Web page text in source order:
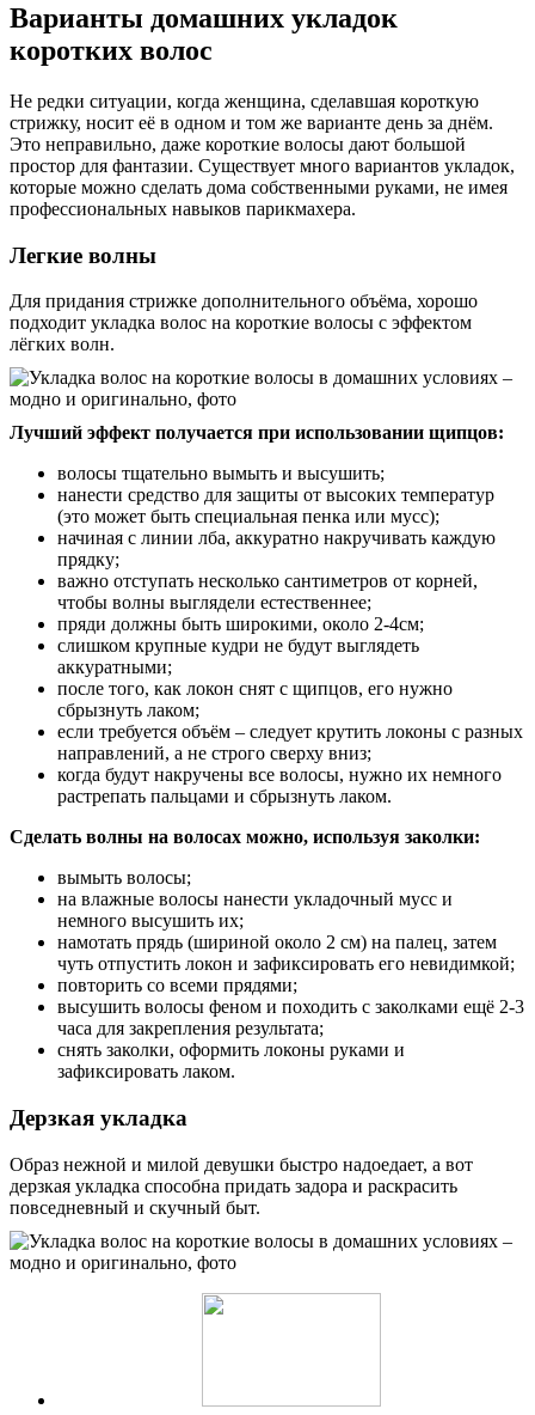
Варианты домашних укладок
коротких волос
Не редки ситуации, когда женщина, сделавшая короткую
стрижку, носит её в одном и том же варианте день за днём.
Это неправильно, даже короткие волосы дают большой
простор для фантазии. Существует много вариантов укладок,
которые можно сделать дома собственными руками, не имея
профессиональных навыков парикмахера.
Легкие волны
Для придания стрижке дополнительного объёма, хорошо
подходит укладка волос на короткие волосы с эффектом
лёгких волн.
Лучший эффект получается при использовании щипцов:
волосы тщательно вымыть и высушить;
нанести средство для защиты от высоких температур
(это может быть специальная пенка или мусс);
начиная с линии лба, аккуратно накручивать каждую
прядку;
важно отступать несколько сантиметров от корней,
чтобы волны выглядели естественнее;
пряди должны быть широкими, около 2-4см;
слишком крупные кудри не будут выглядеть
аккуратными;
после того, как локон снят с щипцов, его нужно
сбрызнуть лаком;
если требуется объём – следует крутить локоны с разных
направлений, а не строго сверху вниз;
когда будут накручены все волосы, нужно их немного
растрепать пальцами и сбрызнуть лаком.
Сделать волны на волосах можно, используя заколки:
вымыть волосы;
на влажные волосы нанести укладочный мусс и
немного высушить их;
намотать прядь (шириной около 2 см) на палец, затем
чуть отпустить локон и зафиксировать его невидимкой;
повторить со всеми прядями;
высушить волосы феном и походить с заколками ещё 2-3
часа для закрепления результата;
снять заколки, оформить локоны руками и
зафиксировать лаком.
Дерзкая укладка
Образ нежной и милой девушки быстро надоедает, а вот
дерзкая укладка способна придать задора и раскрасить
повседневный и скучный быт.